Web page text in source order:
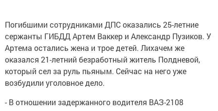
Погибшими сотрудниками ДПС оказались 25-летние
сержанты ГИБДД Артем Ваккер и Александр Пузиков. У
Артема остались жена и трое детей. Лихачем же
оказался 21-летний безработный житель Полдневой,
который сел за руль пьяным. Сейчас на него уже
возбудили уголовное дело.
- В отношении задержанного водителя ВАЗ-2108